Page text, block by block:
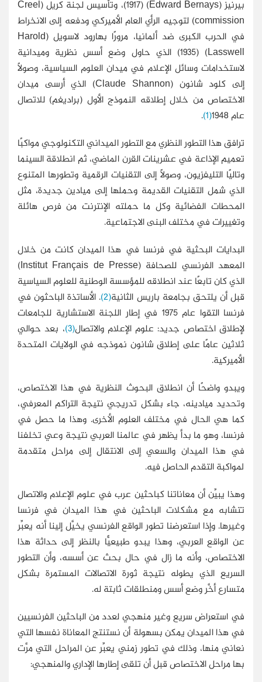
بيرنيز (Edward Bernays) (1917)، وتأسيس لجنة كريل (Creel
commission) لتوجيه الرأي العام الأميركي ودفعه إلى الانخراط
في الحرب الكبرى ضد ألمانيا، مرورًا بهارود لاسويل (Harold
Lasswell) (1935) الذي حاول وضع أسس نظرية وميدانية
لاستخدامات وسائل الإعلام في ميدان العلوم السياسية، وصولًا
إلى كلود شانون (Claude Shannon) الذي أرسى ميدان
الاختصاص من خلال إطلاقه النموذج الأول (براديغم) للاتصال
عام 1948
(1)
.
ترافق هذا التطور النظري مع التطور الميداني التكنولوجي مواكبًا
تعميم الإذاعة في عشرينات القرن الماضي، ثم انطلاقة السينما
وتاليًا التليفزيون، وصولًا إلى التقنيات الرقمية وتطورها المتنوع
الذي شمل التقنيات القديمة وحملها إلى ميادين جديدة، مثل
المحطات الفضائية وكل ما حملته الإنترنت من فرص هائلة
وتغييرات في مختلف البنى الاجتماعية.
البدايات البحثية في فرنسا في هذا الميدان كانت من خلال
المعهد الفرنسي للصحافة (Institut Français de Presse
)
الذي كان تابعًا عند انطلاقه للمؤسسة الوطنية للعلوم السياسية
قبل أن يلتحق بجامعة باريس الثانية(2) . الأساتذة الباحثون في
فرنسا التقوا عام 1975 في إطار اللجنة الاستشارية للجامعات
لإطلاق اختصاص جديد: علوم الإعلام والاتصال(3) ، بعد حوالي
ثلاثين عامًا على إطلاق شانون نموذجه في الولايات المتحدة
الأميركية.
ويبدو واضحًا أن انطلاق البحوث النظرية في هذا الاختصاص،
وتحديد ميادينه، جاء بشكل تدريجي نتيجة التراكم المعرفي،
كما هي الحال في مختلف العلوم الأخرى. وهذا ما حصل في
فرنسا، وهو ما بدأ يظهر في عالمنا العربي نتيجة وعي تخلفنا
في هذا الميدان والسعي إلى الانتقال إلى مراحل متقدمة
لمواكبة التقدم الحاصل فيه.
وهذا يبيِّن أن معاناتنا كباحثين عرب في علوم الإعلام والاتصال
تتشابه مع مشكلات الباحثين في هذا الميدان في فرنسا
وغيرها. وإذا استعرضنا تطور الواقع الفرنسي يخيَّل إلينا أنه يعبِّر
عن الواقع العربي، وهذا يبدو طبيعيًّا بالنظر إلى حداثة هذا
الاختصاص، وأنه ما زال في حال بحث عن أسسه، وأن التطور
السريع الذي يطوله نتيجة ثورة الاتصالات المستمرة بشكل
متسارع أخَّر وضع أسس ومنطلقات ثابتة له.
في استعراض سريع وغير منهجي لعدد من الباحثين الفرنسيين
في هذا الميدان يمكن بسهولة أن نستنتج المعاناة نفسها التي
نعاني منها، وذلك في تطور زمني يعبِّر عن المراحل التي مرَّت
بها مراحل الاختصاص قبل أن تلقى إطارها الإداري والمنهجي: